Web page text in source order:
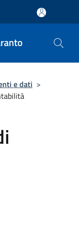
e dati >